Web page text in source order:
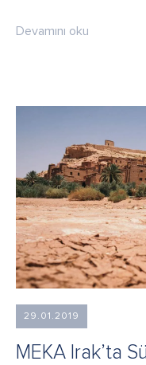
Devamını oku
29.01.2019
MEKA Irak’ta